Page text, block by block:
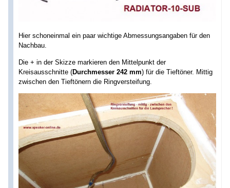
Hier schoneinmal ein paar wichtige Abmessungsangaben für den
Nachbau.
Die + in der Skizze markieren den Mittelpunkt der
Kreisausschnitte (Durchmesser 242 mm) für die Tieftöner. Mittig
zwischen den Tieftönern die Ringversteifung.